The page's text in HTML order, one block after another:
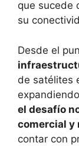
que sucede
su
Desde el
de satélites
el desafío
comercial y
contar con